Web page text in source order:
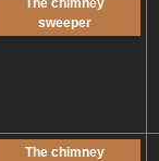
The chimney
sweeper
The chimney